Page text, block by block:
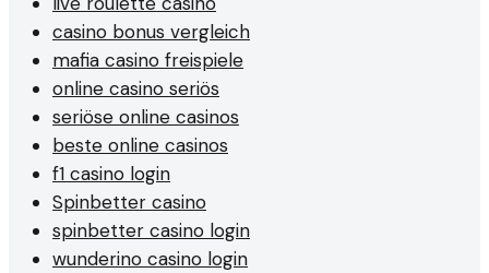
casino bonus vergleich
mafia casino freispiele
online casino seriös
seriöse online casinos
beste online casinos
f1 casino login
Spinbetter casino
spinbetter casino login
wunderino casino login